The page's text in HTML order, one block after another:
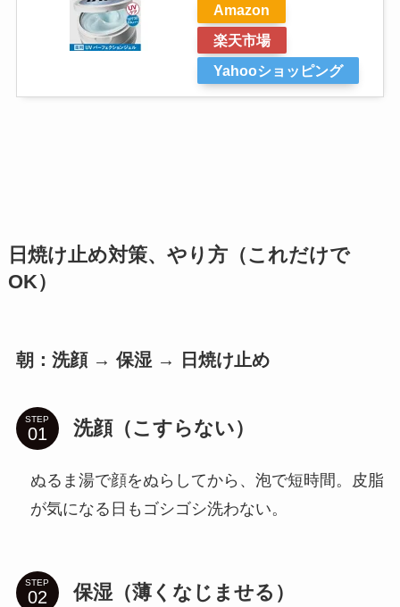
Amazon
楽天市場
Yahooショッピング
日焼け止め対策、やり方（これだけで
OK）
朝：洗顔 → 保湿 → 日焼け止め
STEP 洗顔（こすらない）
ぬるま湯で顔をぬらしてから、泡で短時間。皮脂
が気になる日もゴシゴシ洗わない。
STEP 保湿（薄くなじませる）